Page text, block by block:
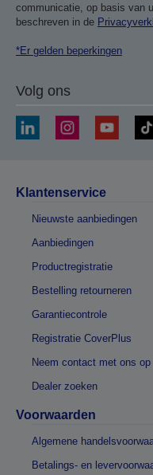
communicatie, op basis van
beschreven in de
*Er gelden beperkingen
Volg ons
Klantenservice
Nieuwste aanbiedingen
Aanbiedingen
Productregistratie
Bestelling retourneren
Garantiecontrole
Registratie CoverPlus
Neem contact met ons op
Dealer zoeken
Voorwaarden
Algemene
Betalings- en